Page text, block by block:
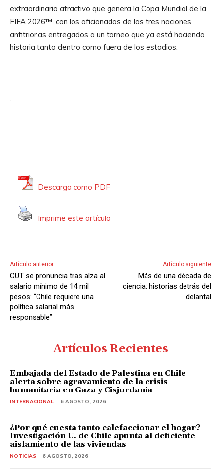
extraordinario atractivo que genera la Copa Mundial de la
FIFA 2026™, con los aficionados de las tres naciones
anfitrionas entregados a un torneo que ya está haciendo
historia tanto dentro como fuera de los estadios.
Descarga como PDF
Imprime este artículo
Artículo anterior
CUT se pronuncia tras alza al
salario mínimo de 14 mil
pesos: “Chile requiere una
política salarial más
responsable”
Artículo siguiente
Más de una década de
ciencia: historias detrás del
delantal
Artículos Recientes
Embajada del Estado de Palestina en Chile
alerta sobre agravamiento de la crisis
humanitaria en Gaza y Cisjordania
INTERNACIONAL 6 AGOSTO, 2026
¿Por qué cuesta tanto calefaccionar el hogar?
Investigación U. de Chile apunta al deficiente
aislamiento de las viviendas
NOTICIAS 6 AGOSTO, 2026